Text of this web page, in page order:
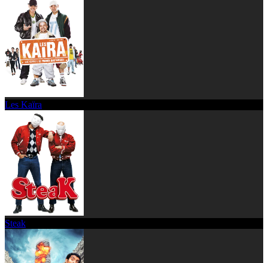
Les Kaïra
Steak